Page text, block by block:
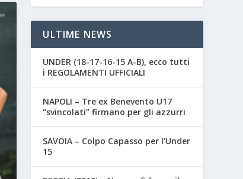
ULTIME NEWS
UNDER (18-17-16-15 A-B), ecco tutti
i REGOLAMENTI UFFICIALI
NAPOLI – Tre ex Benevento U17
“svincolati” firmano per gli azzurri
SAVOIA – Colpo Capasso per l’Under
15